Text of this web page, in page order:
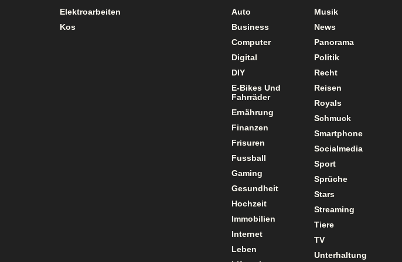
Elektroarbeiten
Kos
Auto
Business
Computer
Digital
DIY
E-Bikes Und
Fahrräder
Ernährung
Finanzen
Frisuren
Fussball
Gaming
Gesundheit
Hochzeit
Immobilien
Internet
Leben
Musik
News
Panorama
Politik
Recht
Reisen
Royals
Schmuck
Smartphone
Socialmedia
Sport
Sprüche
Stars
Streaming
Tiere
TV
Unterhaltung